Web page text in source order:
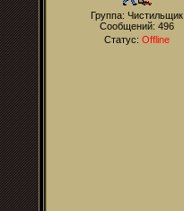
Группа: Чистильщик
Сообщений: 496
Статус: Offline